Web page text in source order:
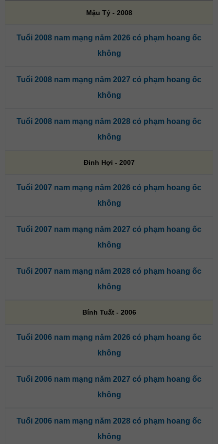
Mậu Tý - 2008
Tuổi 2008 nam mạng năm 2026 có phạm hoang ốc
không
Tuổi 2008 nam mạng năm 2027 có phạm hoang ốc
không
Tuổi 2008 nam mạng năm 2028 có phạm hoang ốc
không
Đinh Hợi - 2007
Tuổi 2007 nam mạng năm 2026 có phạm hoang ốc
không
Tuổi 2007 nam mạng năm 2027 có phạm hoang ốc
không
Tuổi 2007 nam mạng năm 2028 có phạm hoang ốc
không
Bính Tuất - 2006
Tuổi 2006 nam mạng năm 2026 có phạm hoang ốc
không
Tuổi 2006 nam mạng năm 2027 có phạm hoang ốc
không
Tuổi 2006 nam mạng năm 2028 có phạm hoang ốc
không